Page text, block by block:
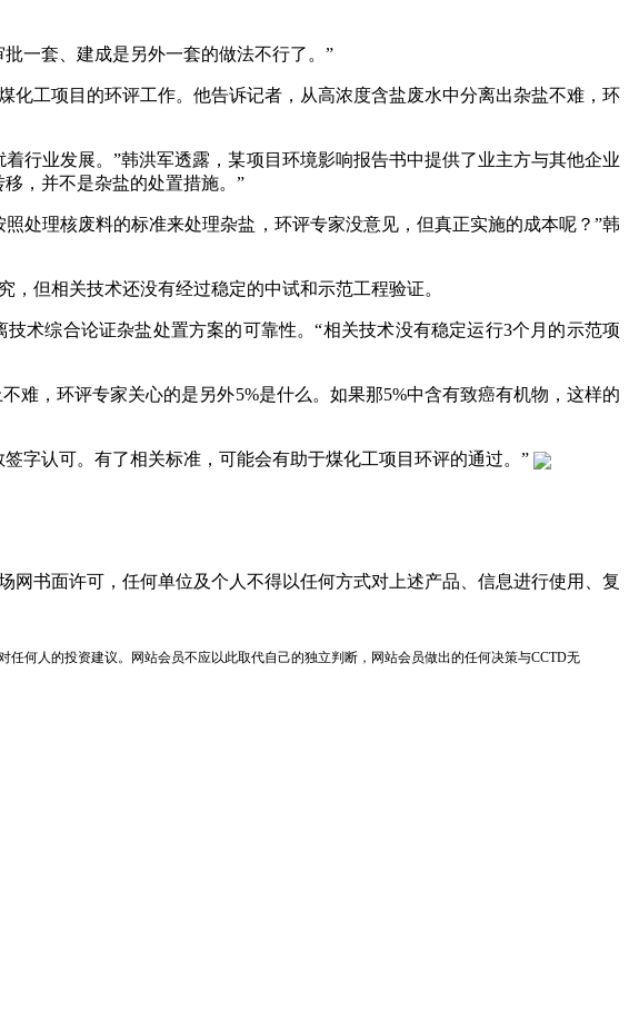
一套、建成是另外一套的做法不行了。”
工项目的环评工作。他告诉记者，从高浓度含盐废水中分离出杂盐不难，环
业发展。”韩洪军透露，某项目环境影响报告书中提供了业主方与其他企业
，并不是杂盐的处置措施。”
理核废料的标准来处理杂盐，环评专家没意见，但真正实施的成本呢？”韩
但相关技术还没有经过稳定的中试和示范工程验证。
综合论证杂盐处置方案的可靠性。“相关技术没有稳定运行3个月的示范项
，环评专家关心的是另外5%是什么。如果那5%中含有致癌有机物，这样的
认可。有了相关标准，可能会有助于煤化工项目环评的通过。”
书面许可，任何单位及个人不得以任何方式对上述产品、信息进行使用、复
何人的投资建议。网站会员不应以此取代自己的独立判断，网站会员做出的任何决策与CCTD无